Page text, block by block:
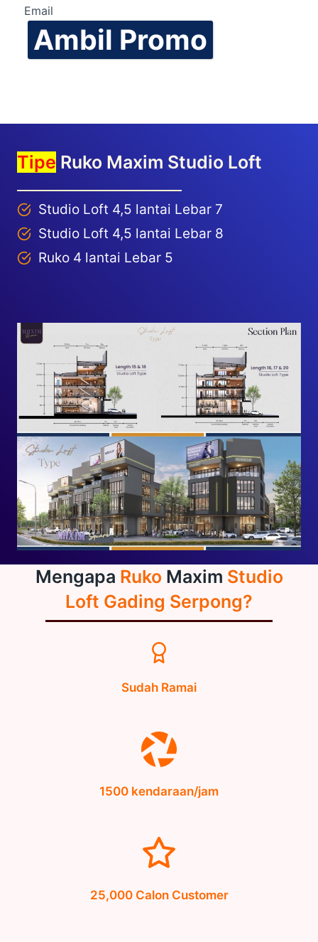
Email
Ambil Promo
Tipe Ruko Maxim Studio Loft
Studio Loft 4,5 lantai Lebar 7
Studio Loft 4,5 lantai Lebar 8
Ruko 4 lantai Lebar 5
Mengapa Ruko Maxim Studio
Loft Gading Serpong?
Sudah Ramai
1500 kendaraan/jam
25,000 Calon Customer